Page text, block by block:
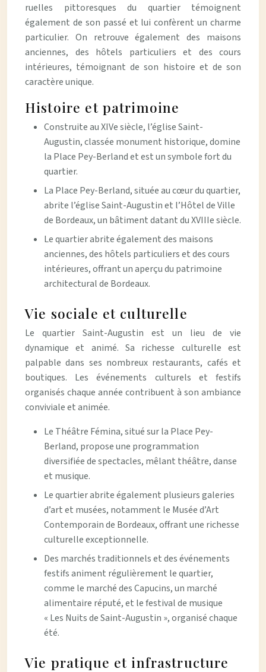
ruelles pittoresques du quartier témoignent
également de son passé et lui confèrent un charme
particulier. On retrouve également des maisons
anciennes, des hôtels particuliers et des cours
intérieures, témoignant de son histoire et de son
caractère unique.
Histoire et patrimoine
Construite au XIVe siècle, l’église Saint-
Augustin, classée monument historique, domine
la Place Pey-Berland et est un symbole fort du
quartier.
La Place Pey-Berland, située au cœur du quartier,
abrite l’église Saint-Augustin et l’Hôtel de Ville
de Bordeaux, un bâtiment datant du XVIIIe siècle.
Le quartier abrite également des maisons
anciennes, des hôtels particuliers et des cours
intérieures, offrant un aperçu du patrimoine
architectural de Bordeaux.
Vie sociale et culturelle
Le quartier Saint-Augustin est un lieu de vie
dynamique et animé. Sa richesse culturelle est
palpable dans ses nombreux restaurants, cafés et
boutiques. Les événements culturels et festifs
organisés chaque année contribuent à son ambiance
conviviale et animée.
Le Théâtre Fémina, situé sur la Place Pey-
Berland, propose une programmation
diversifiée de spectacles, mêlant théâtre, danse
et musique.
Le quartier abrite également plusieurs galeries
d’art et musées, notamment le Musée d’Art
Contemporain de Bordeaux, offrant une richesse
culturelle exceptionnelle.
Des marchés traditionnels et des événements
festifs animent régulièrement le quartier,
comme le marché des Capucins, un marché
alimentaire réputé, et le festival de musique
« Les Nuits de Saint-Augustin », organisé chaque
été.
Vie pratique et infrastructure